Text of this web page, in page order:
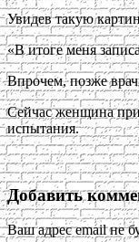
Увидев такую
«В итоге меня
Впрочем, позже
Сейчас женщина
испытания.
Добавить
Ваш адрес email не